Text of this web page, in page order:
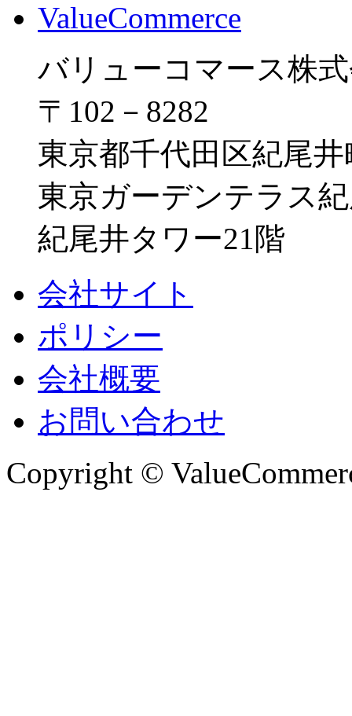
バリューコマース株
〒102－8282
東京都千代田区紀尾井
東京ガーデンテラス
紀尾井タワー21階
会社サイト
ポリシー
会社概要
お問い合わせ
Copyright ©